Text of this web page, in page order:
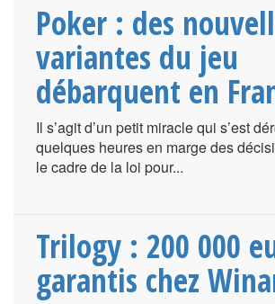
Poker : des
variantes du jeu
débarquent en
Il s’agit d’un petit miracle qui s’est
quelques heures en marge des
le cadre de la loi pour...
Trilogy : 200 000
garantis chez